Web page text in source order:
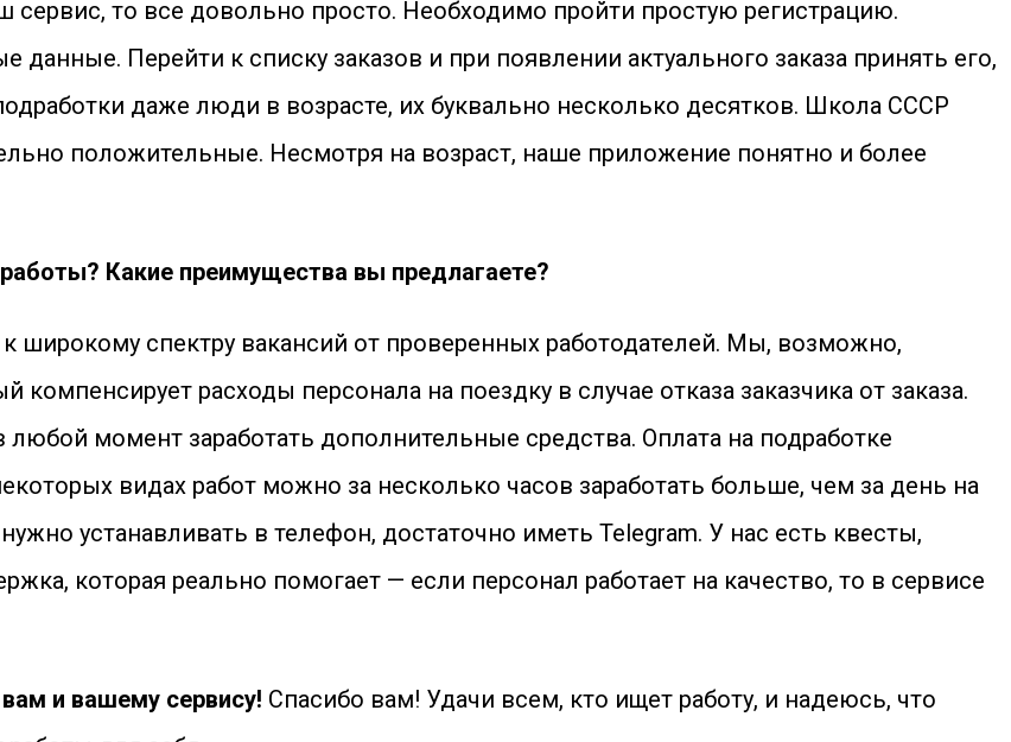
сервис, то все довольно просто. Необходимо пройти простую регистрацию.
Перейти к списку заказов и при появлении актуального заказа принять его,
даже люди в возрасте, их буквально несколько десятков. Школа СССР
положительные. Несмотря на возраст, наше приложение понятно и более
Какие преимущества вы предлагаете?
широкому спектру вакансий от проверенных работодателей. Мы, возможно,
расходы персонала на поездку в случае отказа заказчика от заказа.
момент заработать дополнительные средства. Оплата на подработке
видах работ можно за несколько часов заработать больше, чем за день на
устанавливать в телефон, достаточно иметь Telegram. У нас есть квесты,
которая реально помогает — если персонал работает на качество, то в сервисе
и вашему сервису! Спасибо вам! Удачи всем, кто ищет работу, и надеюсь, что